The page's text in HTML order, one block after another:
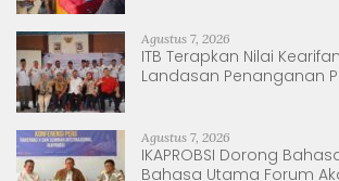
Agustus 7, 2026
ITB Terapkan Nilai
Landasan Penanganan
Agustus 7, 2026
IKAPROBSI Dorong
Bahasa Utama Forum